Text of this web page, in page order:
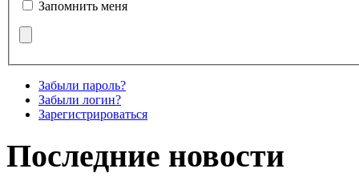
Запомнить меня
Забыли пароль?
Забыли логин?
Зарегистрироваться
Последние новости